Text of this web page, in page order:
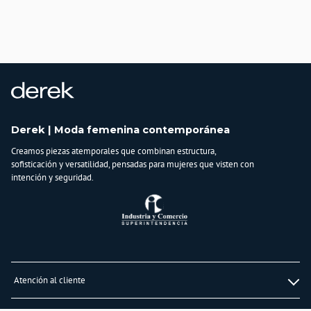
Lavar a mano cuidadosamente con agua fría, no secar en máquina, no dejar en
Composición:
70% ALGODÓN
30% LINO
Derek | Moda femenina contemporánea
Creamos piezas atemporales que combinan estructura,
sofisticación y versatilidad, pensadas para mujeres que visten con
intención y seguridad.
Atención al cliente